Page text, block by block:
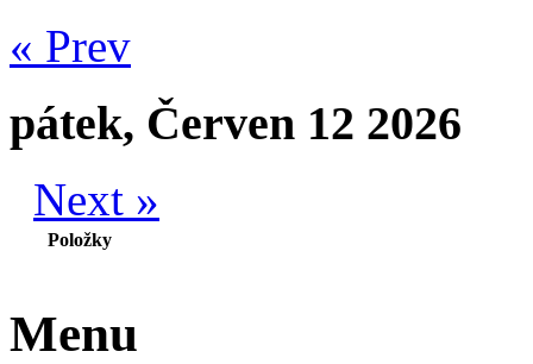
« Prev
pátek, Červen 12 2026
Next »
Položky
Menu